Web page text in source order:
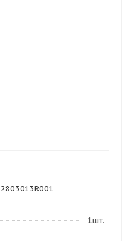
2803013R001
1шт.